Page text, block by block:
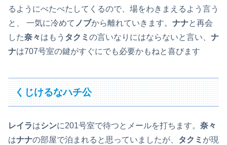
るようにべたべたしてくるので、場をわきまえるよう言う
と、 一気に冷めて ノブから離れていきます。 ナナと再会
した奈々はもう タクミ の言いなりにはならないと言い、 ナ
ナは707号室の鍵がすぐにでも必要かもねと喜びます
くじけるなハチ公
レイラはシンに201号室で待つとメールを打ちます。 奈々
はナナの部屋で泊まれると思っていましたが、 タクミ が現